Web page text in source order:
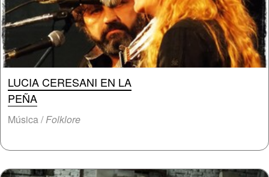
LUCIA CERESANI EN LA
PEÑA
Música /Folklore